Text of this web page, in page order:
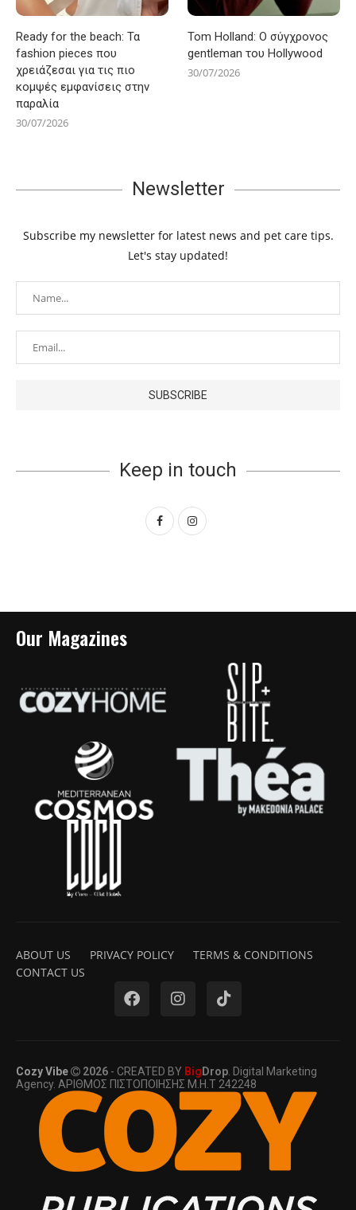
Ready for the beach: Τα
fashion pieces που
χρειάζεσαι για τις πιο
κομψές εμφανίσεις στην
παραλία
30/07/2026
Tom Holland: Ο σύγχρονος
gentleman του Hollywood
30/07/2026
Newsletter
Subscribe my newsletter for latest news and pet care tips.
Let's stay updated!
Keep in touch
Our Magazines
ABOUT US PRIVACY POLICY
TERMS & CONDITIONS
CONTACT US
Cozy Vibe 2026 - CREATED BY Big Drop . Digital Marketing
Agency. ΑΡΙΘΜΟΣ ΠΙΣΤΟΠΟΙΗΣΗΣ Μ.Η.Τ 242248